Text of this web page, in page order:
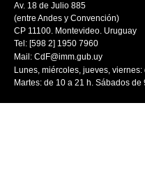
Av. 18 de Julio 885
(entre Andes y Convención)
CP 11100. Montevideo. Uruguay
Tel: [598 2] 1950 7960
Mail: CdF@imm.gub.uy
Lunes, miércoles, jueves,
Martes: de 10 a 21 h. Sábados de